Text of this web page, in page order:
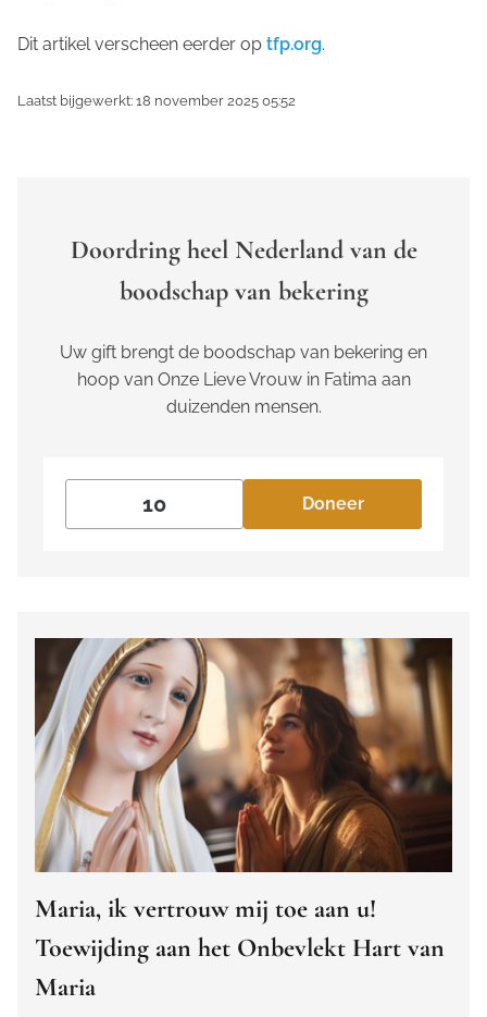
Dit artikel verscheen eerder op tfp.org.
Laatst bijgewerkt: 18 november 2025 05:52
Doordring heel Nederland van de
boodschap van bekering
Uw gift brengt de boodschap van bekering en
hoop van Onze Lieve Vrouw in Fatima aan
duizenden mensen.
Doneer
Maria, ik vertrouw mij toe aan u!
Toewijding aan het Onbevlekt Hart van
Maria